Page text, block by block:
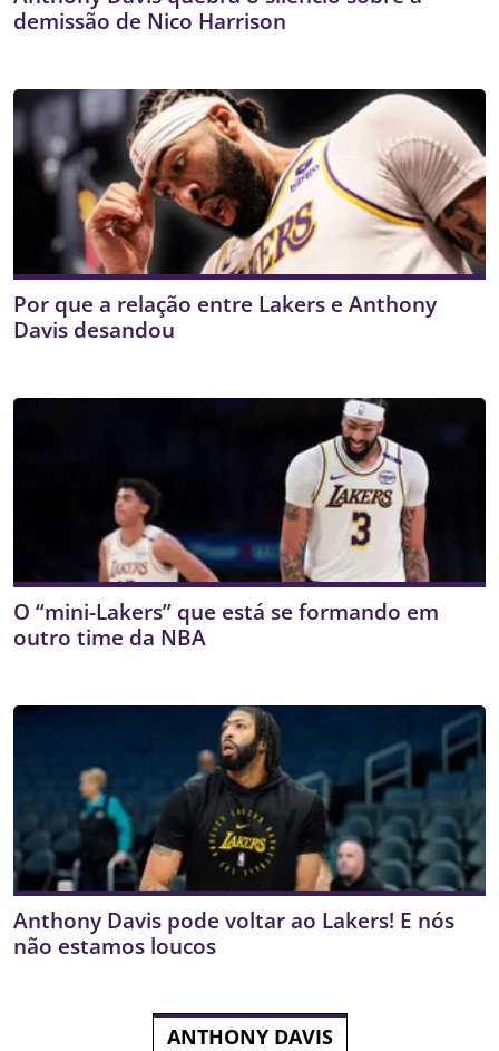
demissão de Nico Harrison
Por que a relação entre Lakers e Anthony
Davis desandou
O “mini-Lakers” que está se formando em
outro time da NBA
Anthony Davis pode voltar ao Lakers! E nós
não estamos loucos
ANTHONY DAVIS